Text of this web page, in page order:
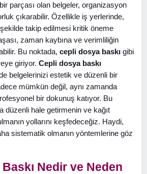
parçası olan belgeler, organizasyon
çıkarabilir. Özellikle iş yerlerinde,
takip edilmesi kritik öneme
zaman kaybına ve verimliliğin
Bu noktada, cepli dosya baskı gibi
giriyor. Cepli dosya baskı
belgelerinizi estetik ve düzenli bir
mümkün değil, aynı zamanda
bir dokunuş katıyor. Bu
düzenli hale getirmenin ve kağıt
yollarını keşfedeceğiz. Haydi,
sistematik olmanın yöntemlerine göz
Nedir ve Neden